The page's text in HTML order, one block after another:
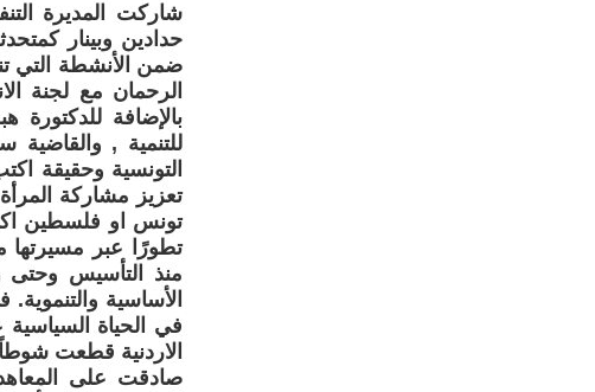
شاركت المديرة
حدادين وبينار
ضمن الأنشطة التي
الرحمان مع لجنة
بالإضافة للدكتورة
للتنمية , والقاضية
التونسية وحقيقة
تعزيز مشاركة
تونس او فلسطين
تطورًا عبر مسيرتها
منذ التأسيس وحتى
الأساسية
في الحياة
الاردنية قطعت شوطاً
صادقت على